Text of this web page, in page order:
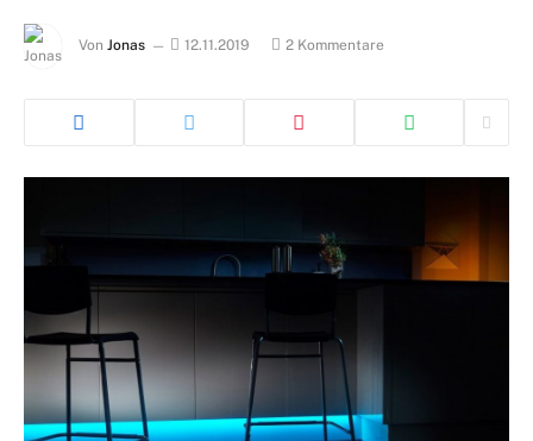
Von Jonas 12.11.2019 2 Kommentare